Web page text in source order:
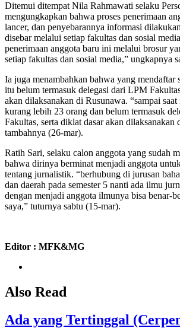
Ditemui ditempat Nila Rahmawati selaku
mengungkapkan bahwa proses penerimaan
lancer, dan penyebarannya informasi
disebar melalui setiap fakultas dan sosial
penerimaan anggota baru ini melalui brosur
setiap fakultas dan sosial media,” ungkapnya
Ia juga menambahkan bahwa yang mendaftar
itu belum termasuk delegasi dari LPM
akan dilaksanakan di Rusunawa. “sampai
kurang lebih 23 orang dan belum termasuk
Fakultas, serta diklat dasar akan dilaksanakan
tambahnya (26-mar).
Ratih Sari, selaku calon anggota yang sudah
bahwa dirinya berminat menjadi anggota
tentang jurnalistik. “berhubung di jurusan
dan daerah pada semester 5 nanti ada ilmu
dengan menjadi anggota ilmunya bisa benar-
saya,” tuturnya sabtu (15-mar).
Editor : MFK&MG
Also Read
Ada yang Tertinggal